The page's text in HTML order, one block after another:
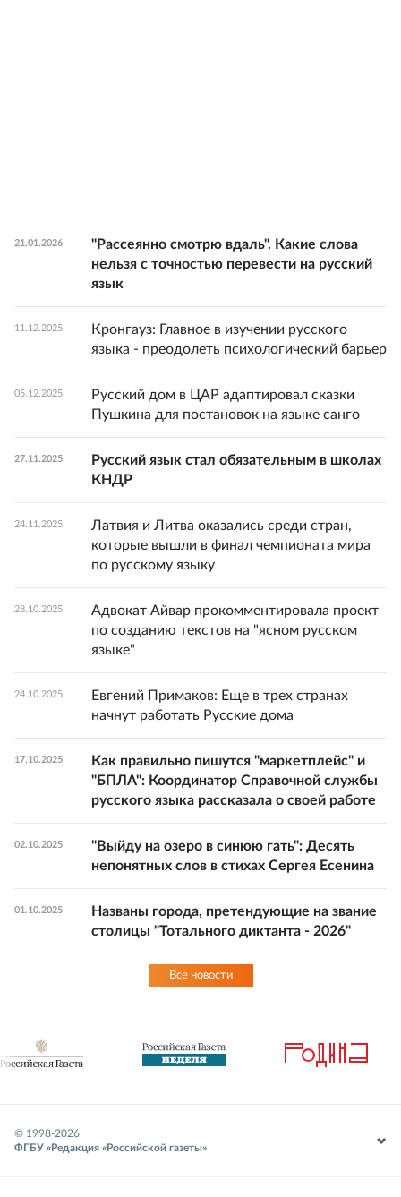
21.01.2026
"Рассеянно смотрю вдаль". Какие слова
нельзя с точностью перевести на русский
язык
11.12.2025
Кронгауз: Главное в изучении русского
языка - преодолеть психологический барьер
05.12.2025
Русский дом в ЦАР адаптировал сказки
Пушкина для постановок на языке санго
27.11.2025
Русский язык стал обязательным в школах
КНДР
24.11.2025
Латвия и Литва оказались среди стран,
которые вышли в финал чемпионата мира
по русскому языку
28.10.2025
Адвокат Айвар прокомментировала проект
по созданию текстов на "ясном русском
языке"
24.10.2025
Евгений Примаков: Еще в трех странах
начнут работать Русские дома
17.10.2025
Как правильно пишутся "маркетплейс" и
"БПЛА": Координатор Справочной службы
русского языка рассказала о своей работе
02.10.2025
"Выйду на озеро в синюю гать": Десять
непонятных слов в стихах Сергея Есенина
01.10.2025
Названы города, претендующие на звание
столицы "Тотального диктанта - 2026"
Все новости
© 1998-2026
ФГБУ «Редакция «Российской газеты»